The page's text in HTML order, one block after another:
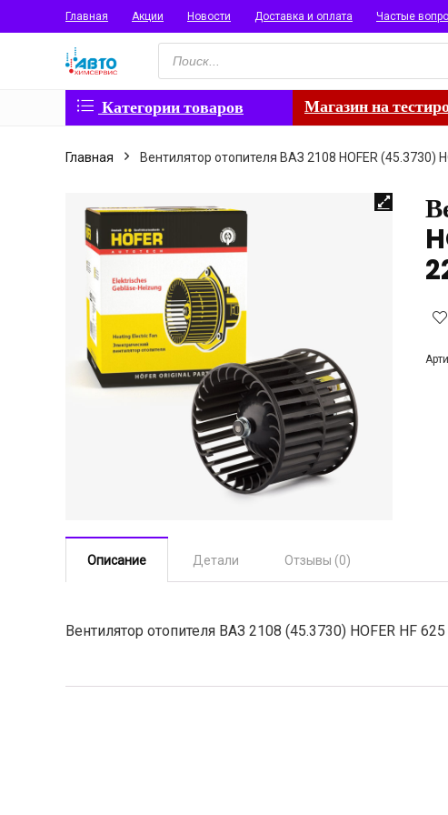
Главная Акции Новости Доставка и оплата Частые
Поиск
товаров
Категории товаров Магазин на
Главная Вентилятор отопителя ВАЗ 2108 HOFER (45.3730)
Описание Детали Отзывы (0)
Вентилятор отопителя ВАЗ 2108 (45.3730) HOFER HF